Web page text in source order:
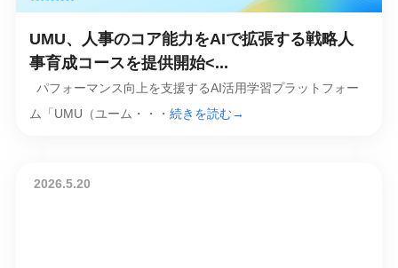
UMU、人事のコア能力をAIで拡張する戦略人
事育成コースを提供開始<...
パフォーマンス向上を支援するAI活用学習プラットフォー
ム「UMU（ユーム・・・ 続きを読む→
2026.5.20